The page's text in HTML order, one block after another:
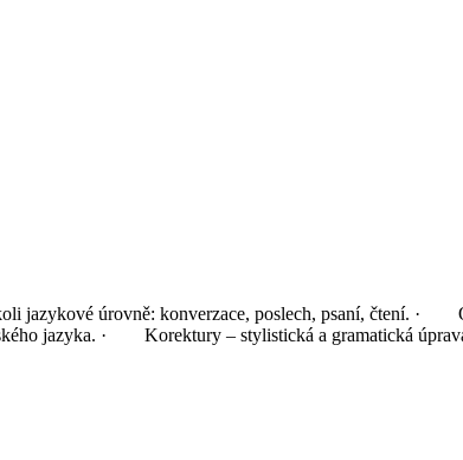
úrovně: konverzace, poslech, psaní, čtení. ·
jazyka. · Korektury – stylistická a gramatická